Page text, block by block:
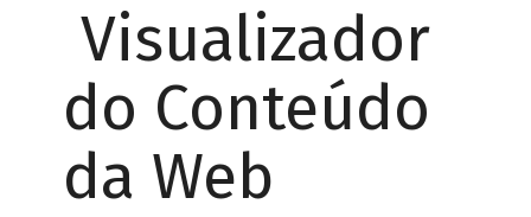
Visualizador
do Conteúdo
da Web